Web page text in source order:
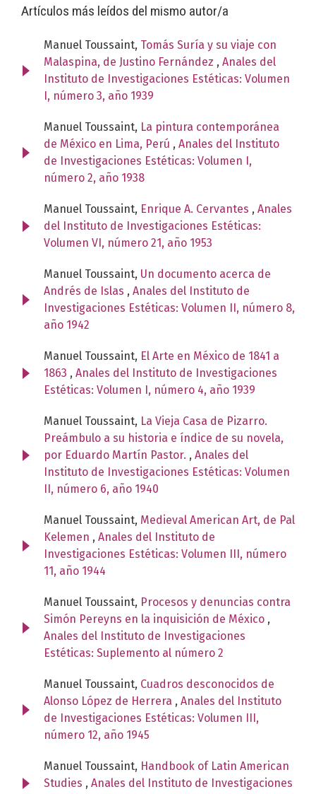
Artículos más leídos del mismo autor/a
Manuel Toussaint, Tomás Suría y su viaje con
Malaspina, de Justino Fernández , Anales del
Instituto de Investigaciones Estéticas: Volumen
I, número 3, año 1939
Manuel Toussaint, La pintura contemporánea
de México en Lima, Perú , Anales del Instituto
de Investigaciones Estéticas: Volumen I,
número 2, año 1938
Manuel Toussaint, Enrique A. Cervantes , Anales
del Instituto de Investigaciones Estéticas:
Volumen VI, número 21, año 1953
Manuel Toussaint, Un documento acerca de
Andrés de Islas , Anales del Instituto de
Investigaciones Estéticas: Volumen II, número 8,
año 1942
Manuel Toussaint, El Arte en México de 1841 a
1863 , Anales del Instituto de Investigaciones
Estéticas: Volumen I, número 4, año 1939
Manuel Toussaint, La Vieja Casa de Pizarro.
Preámbulo a su historia e índice de su novela,
por Eduardo Martín Pastor. , Anales del
Instituto de Investigaciones Estéticas: Volumen
II, número 6, año 1940
Manuel Toussaint, Medieval American Art, de Pal
Kelemen , Anales del Instituto de
Investigaciones Estéticas: Volumen III, número
11, año 1944
Manuel Toussaint, Procesos y denuncias contra
Simón Pereyns en la inquisición de México ,
Anales del Instituto de Investigaciones
Estéticas: Suplemento al número 2
Manuel Toussaint, Cuadros desconocidos de
Alonso López de Herrera , Anales del Instituto
de Investigaciones Estéticas: Volumen III,
número 12, año 1945
Manuel Toussaint, Handbook of Latin American
Studies , Anales del Instituto de Investigaciones